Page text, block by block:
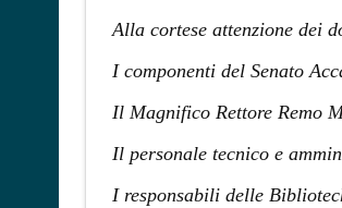
Alla cortese attenzione dei
I componenti del Senato
Il Magnifico Rettore Remo
Il personale tecnico e
I responsabili delle